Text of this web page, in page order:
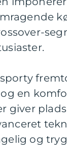
en
giver
og